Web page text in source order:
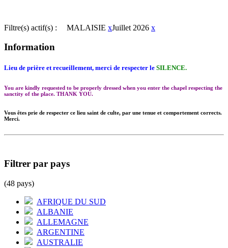
Filtre(s) actif(s) : MALAISIE xJuillet 2026 x
Information
Lieu de prière et recueillement, merci de respecter le SILENCE.
You are kindly requested to be properly dressed when you enter the chapel respecting the
sanctity of the place. THANK YOU.
Vous êtes prie de respecter ce lieu saint de culte, par une tenue et comportement corrects.
Merci.
Filtrer par pays
(48 pays)
AFRIQUE DU SUD
ALBANIE
ALLEMAGNE
ARGENTINE
AUSTRALIE